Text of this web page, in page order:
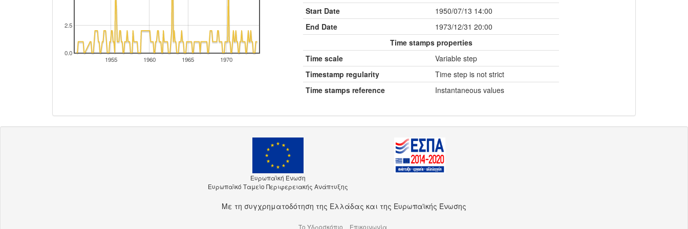
1955 1960 1965 1970
0.0
2.5
Start Date
1950/07/13 14:00
End Date
1973/12/31 20:00
Time stamps properties
Time scale
Variable step
Timestamp regularity
Time step is not strict
Time stamps reference
Instantaneous values
Ευρωπαϊκή Ένωση
Ευρωπαϊκό Ταμείο Περιφερειακής Ανάπτυξης
Με τη συγχρηματοδότηση της Ελλάδας και της Ευρωπαϊκής Ένωσης
Το Υδροσκόπιο Επικοινωνία